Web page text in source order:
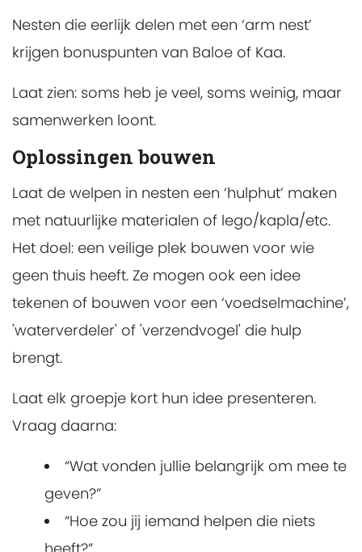
Nesten die eerlijk delen met een ‘arm nest’
krijgen bonuspunten van Baloe of Kaa.
Laat zien: soms heb je veel, soms weinig, maar
samenwerken loont.
Oplossingen bouwen
Laat de welpen in nesten een ‘hulphut’ maken
met natuurlijke materialen of lego/kapla/etc.
Het doel: een veilige plek bouwen voor wie
geen thuis heeft. Ze mogen ook een idee
tekenen of bouwen voor een ‘voedselmachine’,
'waterverdeler' of 'verzendvogel' die hulp
brengt.
Laat elk groepje kort hun idee presenteren.
Vraag daarna:
“Wat vonden jullie belangrijk om mee te
geven?”
“Hoe zou jij iemand helpen die niets